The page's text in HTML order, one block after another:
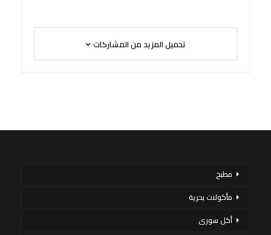
تحميل المزيد من المشاركات
مطبخ
مأكولات بحرية
أكل سورى